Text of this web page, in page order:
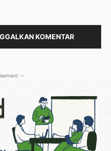
KOMENTAR
--